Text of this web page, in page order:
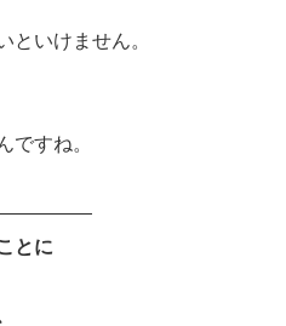
といけません。
ですね。
とに